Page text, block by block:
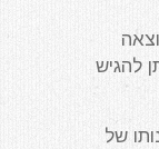
להגיש
של